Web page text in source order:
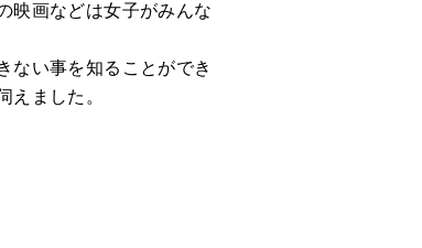
映画などは女子がみんな
ない事を知ることができ
えました。